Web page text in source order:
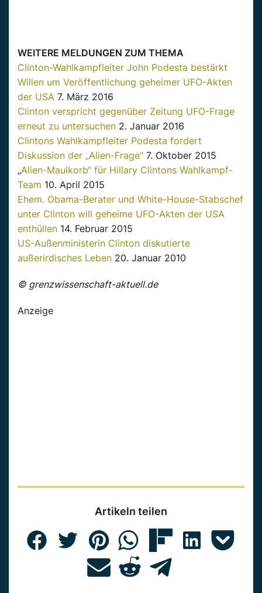
WEITERE MELDUNGEN ZUM THEMA
Clinton-Wahlkampfleiter John Podesta bestärkt
Willen um Veröffentlichung geheimer UFO-Akten
der USA 7. März 2016
Clinton verspricht gegenüber Zeitung UFO-Frage
erneut zu untersuchen 2. Januar 2016
Clintons Wahlkampfleiter Podesta fordert
Diskussion der „Alien-Frage“ 7. Oktober 2015
„Alien-Maulkorb“ für Hillary Clintons Wahlkampf-
Team 10. April 2015
Ehem. Obama-Berater und White-House-Stabschef
unter Clinton will geheime UFO-Akten der USA
enthüllen 14. Februar 2015
US-Außenministerin Clinton diskutierte
außerirdisches Leben 20. Januar 2010
© grenzwissenschaft-aktuell.de
Anzeige
Artikeln teilen